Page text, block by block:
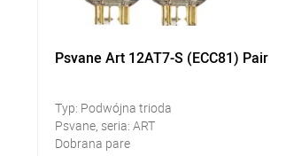
Psvane Art 12AT7-S (ECC81) Pair
Typ: Podwójna trioda
Psvane, seria: ART
Dobrana pare